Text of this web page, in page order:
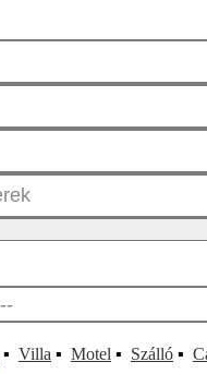
▪ Villa ▪ Motel ▪ Szálló ▪